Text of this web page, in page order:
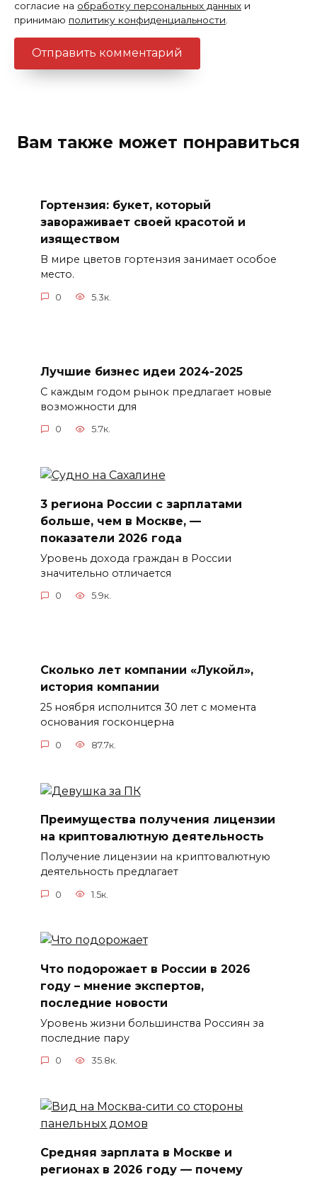
согласие на обработку персональных данных и
принимаю политику конфиденциальности
Вам также может понравиться
Гортензия: букет, который
завораживает своей красотой и
изяществом
В мире цветов гортензия занимает особое
место.
0 5.3к.
Лучшие бизнес идеи 2024-2025
С каждым годом рынок предлагает новые
возможности для
0 5.7к.
3 региона России с зарплатами
больше, чем в Москве, —
показатели 2026 года
Уровень дохода граждан в России
значительно отличается
0 5.9к.
Сколько лет компании «Лукойл»,
история компании
25 ноября исполнится 30 лет с момента
основания госконцерна
0 87.7к.
Преимущества получения лицензии
на криптовалютную деятельность
Получение лицензии на криптовалютную
деятельность предлагает
0 1.5к.
Что подорожает в России в 2026
году – мнение экспертов,
последние новости
Уровень жизни большинства Россиян за
последние пару
0 35.8к.
Средняя зарплата в Москве и
регионах в 2026 году — почему